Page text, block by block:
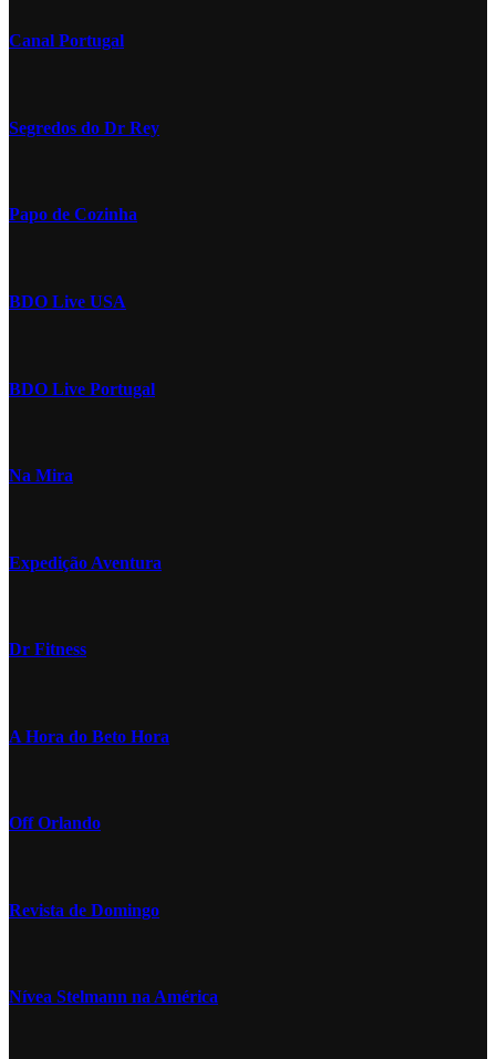
Canal Portugal
Segredos do Dr Rey
Papo de Cozinha
BDO Live USA
BDO Live Portugal
Na Mira
Expedição Aventura
Dr Fitness
A Hora do Beto Hora
Off Orlando
Revista de Domingo
Nívea Stelmann na América